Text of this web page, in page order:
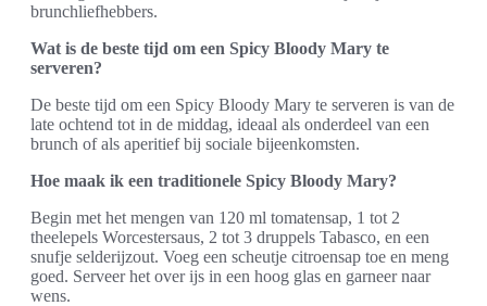
brunchliefhebbers.
Wat is de beste tijd om een Spicy Bloody Mary te
serveren?
De beste tijd om een Spicy Bloody Mary te serveren is van de
late ochtend tot in de middag, ideaal als onderdeel van een
brunch of als aperitief bij sociale bijeenkomsten.
Hoe maak ik een traditionele Spicy Bloody Mary?
Begin met het mengen van 120 ml tomatensap, 1 tot 2
theelepels Worcestersaus, 2 tot 3 druppels Tabasco, en een
snufje selderijzout. Voeg een scheutje citroensap toe en meng
goed. Serveer het over ijs in een hoog glas en garneer naar
wens.